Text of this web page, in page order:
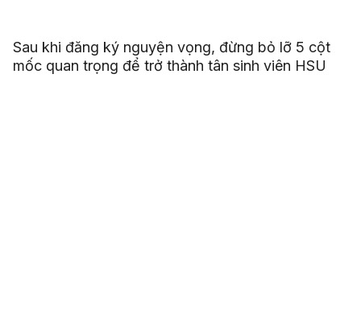
Sau khi đăng ký nguyện vọng, đừng bỏ lỡ 5 cột
mốc quan trọng để trở thành tân sinh viên HSU